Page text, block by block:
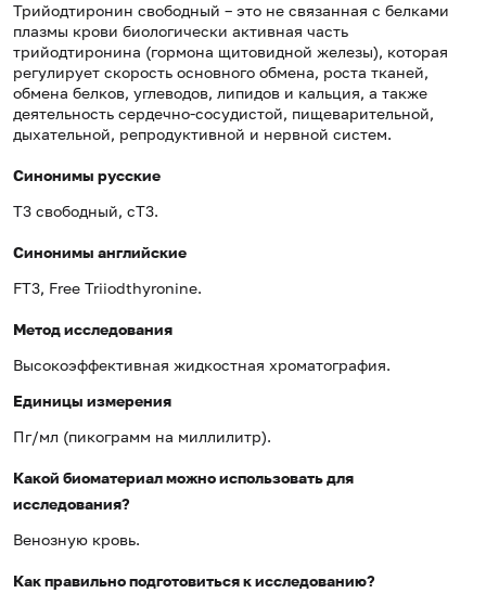
Трийодтиронин свободный – это не связанная с белками
плазмы крови биологически активная часть
трийодтиронина (гормона щитовидной железы), которая
регулирует скорость основного обмена, роста тканей,
обмена белков, углеводов, липидов и кальция, а также
деятельность сердечно-сосудистой, пищеварительной,
дыхательной, репродуктивной и нервной систем.
Синонимы русские
Т3 свободный, сТ3.
Синонимы английские
FT3, Free Triiodthyronine.
Метод исследования
Высокоэффективная жидкостная хроматография.
Единицы измерения
Пг/мл (пикограмм на миллилитр).
Какой биоматериал можно использовать для
исследования?
Венозную кровь.
Как правильно подготовиться к исследованию?